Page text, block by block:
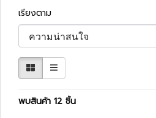
เรียงตาม
พบสินค้า 12 ชิ้น